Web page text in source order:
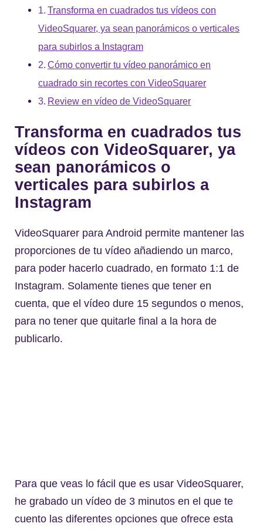
Transforma en cuadrados tus vídeos con
VideoSquarer, ya sean panorámicos o verticales
para subirlos a Instagram
Cómo convertir tu vídeo panorámico en
cuadrado sin recortes con VideoSquarer
Review en vídeo de VideoSquarer
Transforma en cuadrados tus
vídeos con VideoSquarer, ya
sean panorámicos o
verticales para subirlos a
Instagram
VideoSquarer para Android permite mantener las
proporciones de tu vídeo añadiendo un marco,
para poder hacerlo cuadrado, en formato 1:1 de
Instagram. Solamente tienes que tener en
cuenta, que el vídeo dure 15 segundos o menos,
para no tener que quitarle final a la hora de
publicarlo.
Para que veas lo fácil que es usar VideoSquarer,
he grabado un vídeo de 3 minutos en el que te
cuento las diferentes opciones que ofrece esta